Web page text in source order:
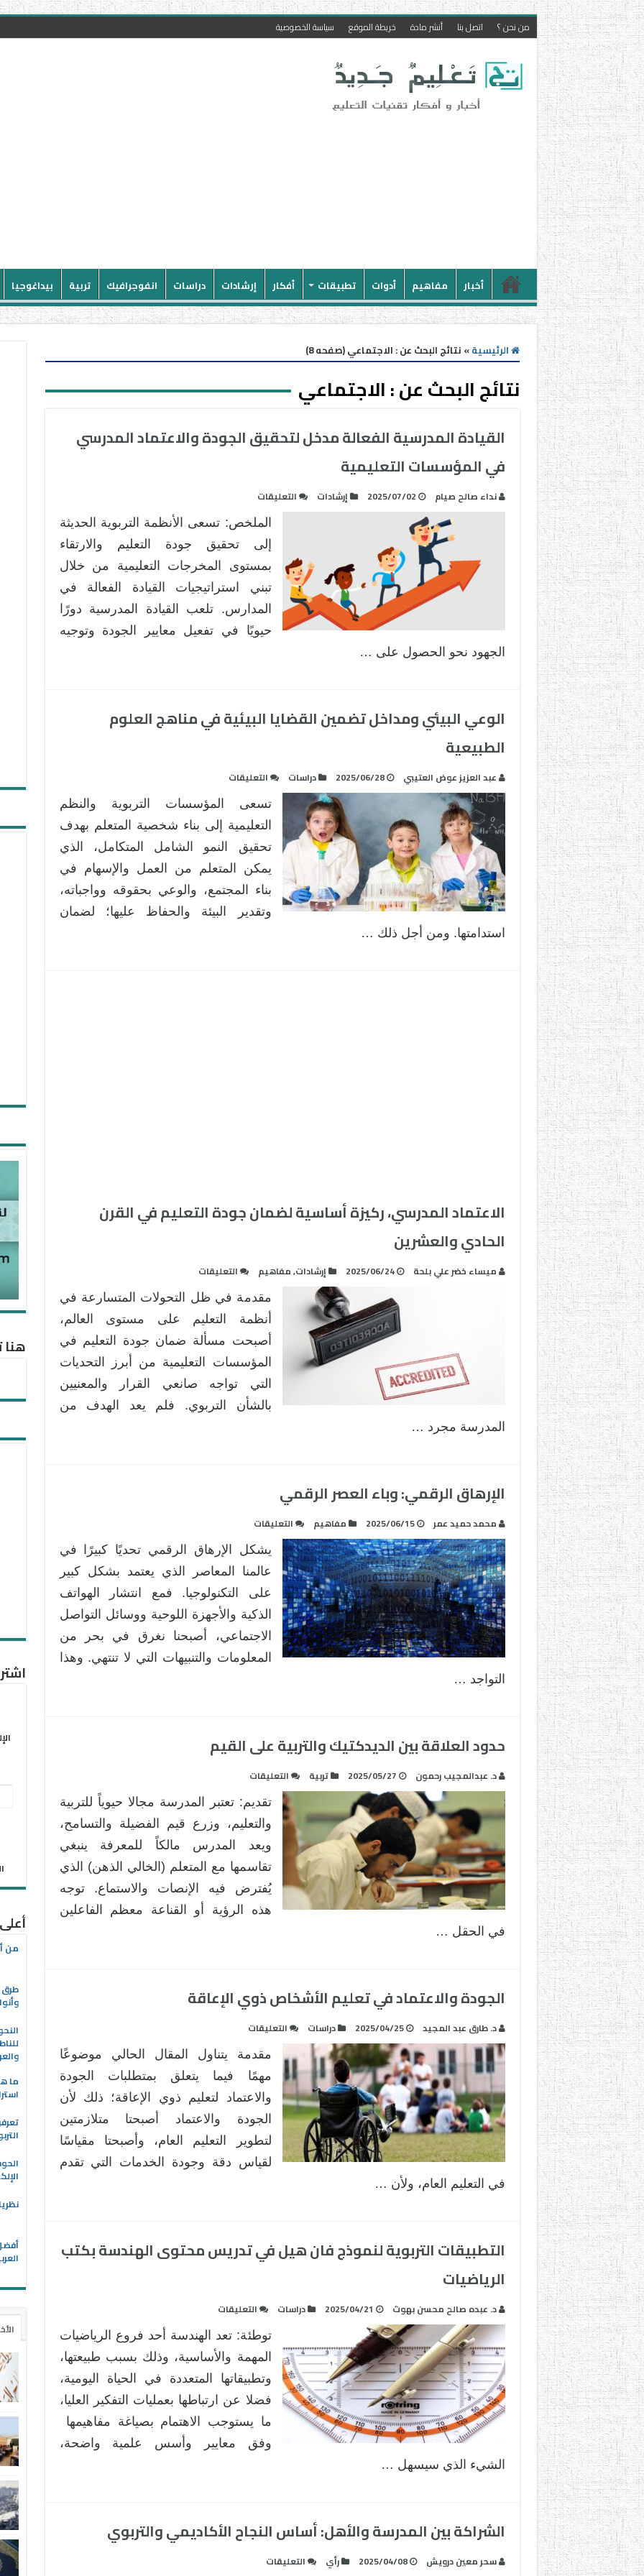
من نحن ؟ اتصل بنا أنشر مادة خريطة الموقع سياسة الخصوصية
أخبار مفاهيم أدوات تطبيقات أفكار إرشادات دراسات انفوجرافيك تربية بيداغوجيا
الرئيسية» نتائج البحث عن : الاجتماعي (صفحه 8)
نتائج البحث عن :الاجتماعي
القيادة المدرسية الفعالة مدخل لتحقيق الجودة والاعتماد المدرسي
في المؤسسات التعليمية
نداء صالح صيام 2025/07/02 إرشادات التعليقات
المدرسية
الفعالة
مدخل
لتحقيق
الجودة
والاعتماد
المدرسي
الملخص: تسعى الأنظمة التربوية الحديثة
إلى تحقيق جودة التعليم والارتقاء
بمستوى المخرجات التعليمية من خلال
تبني استراتيجيات القيادة الفعالة في
المدارس. تلعب القيادة المدرسية دورًا
حيويًا في تفعيل معايير الجودة وتوجيه
الجهود نحو الحصول على …
الوعي البيئي ومداخل تضمين القضايا البيئية في مناهج العلوم
الطبيعية
عبد العزيز عوض العتيبي 2025/06/28 دراسات التعليقات
البيئي
ومداخل
تضمين
القضايا
البيئية
في
مناهج
تسعى المؤسسات التربوية والنظم
التعليمية إلى بناء شخصية المتعلم بهدف
تحقيق النمو الشامل المتكامل، الذي
يمكن المتعلم من العمل والإسهام في
بناء المجتمع، والوعي بحقوقه وواجباته،
وتقدير البيئة والحفاظ عليها؛ لضمان
استدامتها. ومن أجل ذلك …
الاعتماد المدرسي، ركيزة أساسية لضمان جودة التعليم في القرن
الحادي والعشرين
ميساء خضر علي بلحة 2025/06/24 إرشادات,مفاهيم التعليقات
المدرسي،
ركيزة
أساسية
لضمان
جودة
التعليم
في
مقدمة في ظل التحولات المتسارعة في
أنظمة التعليم على مستوى العالم،
أصبحت مسألة ضمان جودة التعليم في
المؤسسات التعليمية من أبرز التحديات
التي تواجه صانعي القرار والمعنيين
بالشأن التربوي. فلم يعد الهدف من
المدرسة مجرد …
الإرهاق الرقمي: وباء العصر الرقمي
محمد حميد عمر 2025/06/15 مفاهيم التعليقات
الرقمي:
وباء
العصر
الرقمي
مغلقة
يشكل الإرهاق الرقمي تحديًا كبيرًا في
عالمنا المعاصر الذي يعتمد بشكل كبير
على التكنولوجيا. فمع انتشار الهواتف
الذكية والأجهزة اللوحية ووسائل التواصل
الاجتماعي، أصبحنا نغرق في بحر من
المعلومات والتنبيهات التي لا تنتهي. وهذا
التواجد …
حدود العلاقة بين الديدكتيك والتربية على القيم
د. عبدالمجيب رحمون 2025/05/27 تربية التعليقات
العلاقة
بين
الديدكتيك
والتربية
على
القيم
مغلقة
تقديم: تعتبر المدرسة مجالا حيوياً للتربية
والتعليم، وزرع قيم الفضيلة والتسامح،
ويعد المدرس مالكاً للمعرفة ينبغي
تقاسمها مع المتعلم (الخالي الذهن) الذي
يُفترض فيه الإنصات والاستماع. توجه
هذه الرؤية أو القناعة معظم الفاعلين
في الحقل …
الجودة والاعتماد في تعليم الأشخاص ذوي الإعاقة
د. طارق عبد المجيد 2025/04/25 دراسات التعليقات
والاعتماد
تعليم
الأشخاص
ذوي
الإعاقة
مغلقة
مقدمة يتناول المقال الحالي موضوعًا
مهمًا فيما يتعلق بمتطلبات الجودة
والاعتماد لتعليم ذوي الإعاقة؛ ذلك لأن
الجودة والاعتماد أصبحتا متلازمتين
لتطوير التعليم العام، وأصبحتا مقياسًا
لقياس دقة وجودة الخدمات التي تقدم
في التعليم العام، ولأن …
التطبيقات التربوية لنموذج فان هيل في تدريس محتوى الهندسة بكتب
الرياضيات
د. عبده صالح محسن بهوث 2025/04/21 دراسات التعليقات
التربوية
لنموذج
فان
هيل
في
تدريس
محتوى
توطئة: تعد الهندسة أحد فروع الرياضيات
المهمة والأساسية، وذلك بسبب طبيعتها،
وتطبيقاتها المتعددة في الحياة اليومية،
فضلا عن ارتباطها بعمليات التفكير العليا،
ما يستوجب الاهتمام بصياغة مفاهيمها
وفق معايير وأسس علمية واضحة،
الشيء الذي سيسهل …
الشراكة بين المدرسة والأهل: أساس النجاح الأكاديمي والتربوي
سحر معين درويش 2025/04/08 رأي التعليقات
هنا
من
طرق
ما